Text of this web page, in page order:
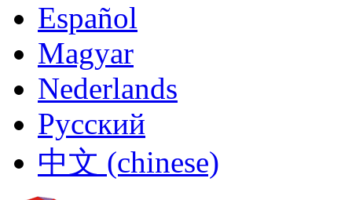
Español
Magyar
Nederlands
Русский
中文 (chinese)